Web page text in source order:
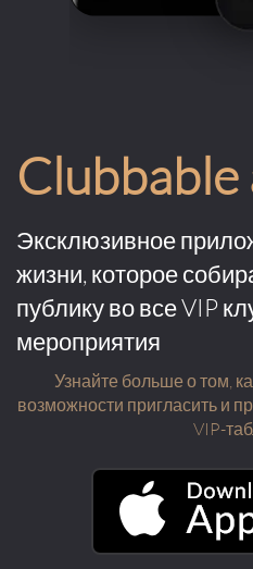
Clubbable
Эксклюзивное
жизни, которое
публику во все VIP
мероприятия
Узнайте больше о том,
возможности пригласить и
VIP-